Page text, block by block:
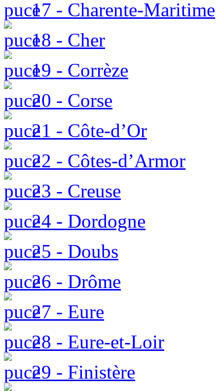
17 - Charente-Maritime
18 - Cher
19 - Corrèze
20 - Corse
21 - Côte-d’Or
22 - Côtes-d’Armor
23 - Creuse
24 - Dordogne
25 - Doubs
26 - Drôme
27 - Eure
28 - Eure-et-Loir
29 - Finistère